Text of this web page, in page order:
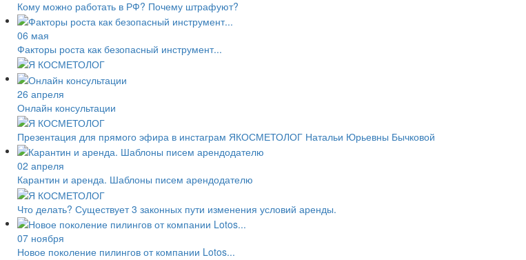
Кому можно работать в РФ? Почему штрафуют?
06 мая
Факторы роста как безопасный инструмент...
26 апреля
Онлайн консультации
Презентация для прямого эфира в инстаграм ЯКОСМЕТОЛОГ Натальи Юрьевны Бычковой
02 апреля
Карантин и аренда. Шаблоны писем арендодателю
Что делать? Существует 3 законных пути изменения условий аренды.
07 ноября
Новое поколение пилингов от компании Lotos...